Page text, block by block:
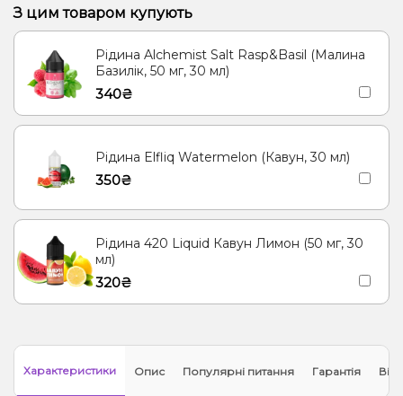
З цим товаром купують
Рідина Alchemist Salt Rasp&Basil (Малина
Базилік, 50 мг, 30 мл)
340₴
Рідина Elfliq Watermelon (Кавун, 30 мл)
350₴
Рідина 420 Liquid Кавун Лимон (50 мг, 30
мл)
320₴
Характеристики Опис Популярні питання Гарантія